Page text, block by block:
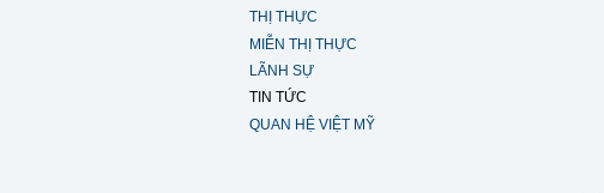
THỊ THỰC
MIỄN THỊ THỰC
LÃNH SỰ
TIN TỨC
QUAN HỆ VIỆT MỸ